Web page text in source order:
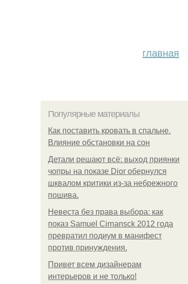
главная
Популярные материалы
Как поставить кровать в спальне.
Влияние обстановки на сон
Детали решают всё: выход приянки
чопры на показе Dior обернулся
шквалом критики из-за небрежного
пошива.
Невеста без права выбора: как
показ Samuel Cirnansck 2012 года
превратил подиум в манифест
против принуждения.
Привет всем дизайнерам
интерьеров и не только!